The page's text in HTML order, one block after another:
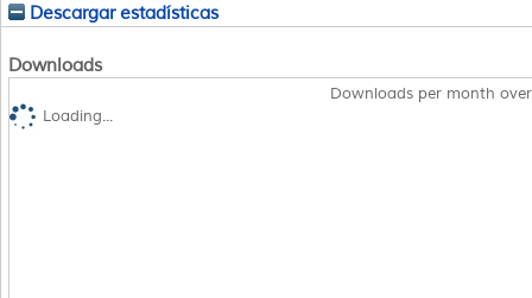
Descargar estadísticas
Downloads
Downloads per month
Loading...